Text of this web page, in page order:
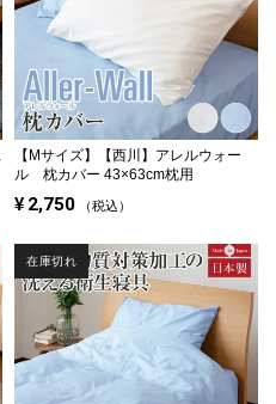
【Mサイズ】
【西川】アレルウォー
ル 枕カバー 43×63cm枕用
¥ 2,750 税込
在庫切れ